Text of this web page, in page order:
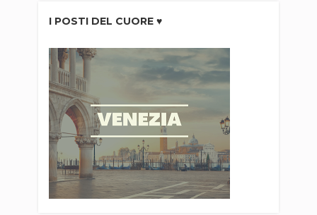
I POSTI DEL CUORE ♥